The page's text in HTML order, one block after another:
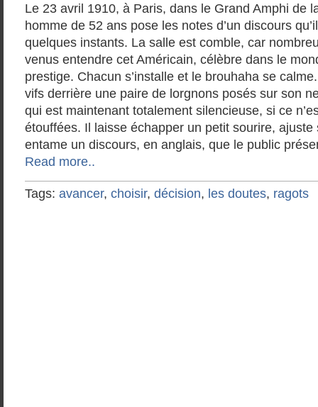
Le 23 avril 1910, à Paris, dans le Grand Amphi de
homme de 52 ans pose les notes d’un discours
quelques instants. La salle est comble, car
venus entendre cet Américain, célèbre dans le
prestige. Chacun s’installe et le brouhaha se
vifs derrière une paire de lorgnons posés sur son
qui est maintenant totalement silencieuse, si ce
étouffées. Il laisse échapper un petit sourire, ajuste
entame un discours, en anglais, que le public
Read more..
Tags: avancer, choisir, décision, les doutes, ragots